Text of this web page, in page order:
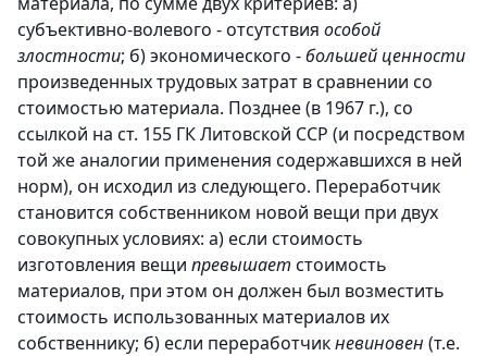
субъективно-волевого - отсутствия особой
злостности; б) экономического -большей ценности
произведенных трудовых затрат в сравнении со
стоимостью материала. Позднее (в 1967 г.), со
ссылкой на ст. 155 ГК Литовской ССР (и посредством
той же аналогии применения содержавшихся в ней
норм), он исходил из следующего. Переработчик
становится собственником новой вещи при двух
совокупных условиях: a) если стоимость
изготовления вещи превышает стоимость
материалов, при этом он должен был возместить
стоимость использованных материалов их
собственнику; б) если переработчикневиновен (т.е.